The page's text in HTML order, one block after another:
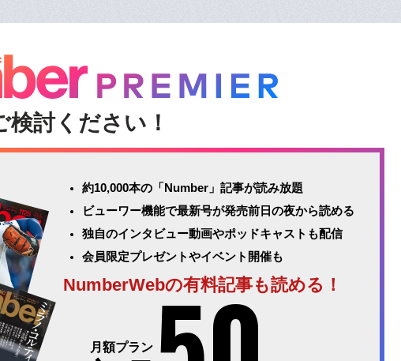
検討ください！
約10,000本の「Number」記事が読み放題
ビューワー機能で最新号が発売前日の夜から読める
独自のインタビュー動画やポッドキャストも配信
会員限定プレゼントやイベント開催も
NumberWebの有料記事も読める！
月額プラン